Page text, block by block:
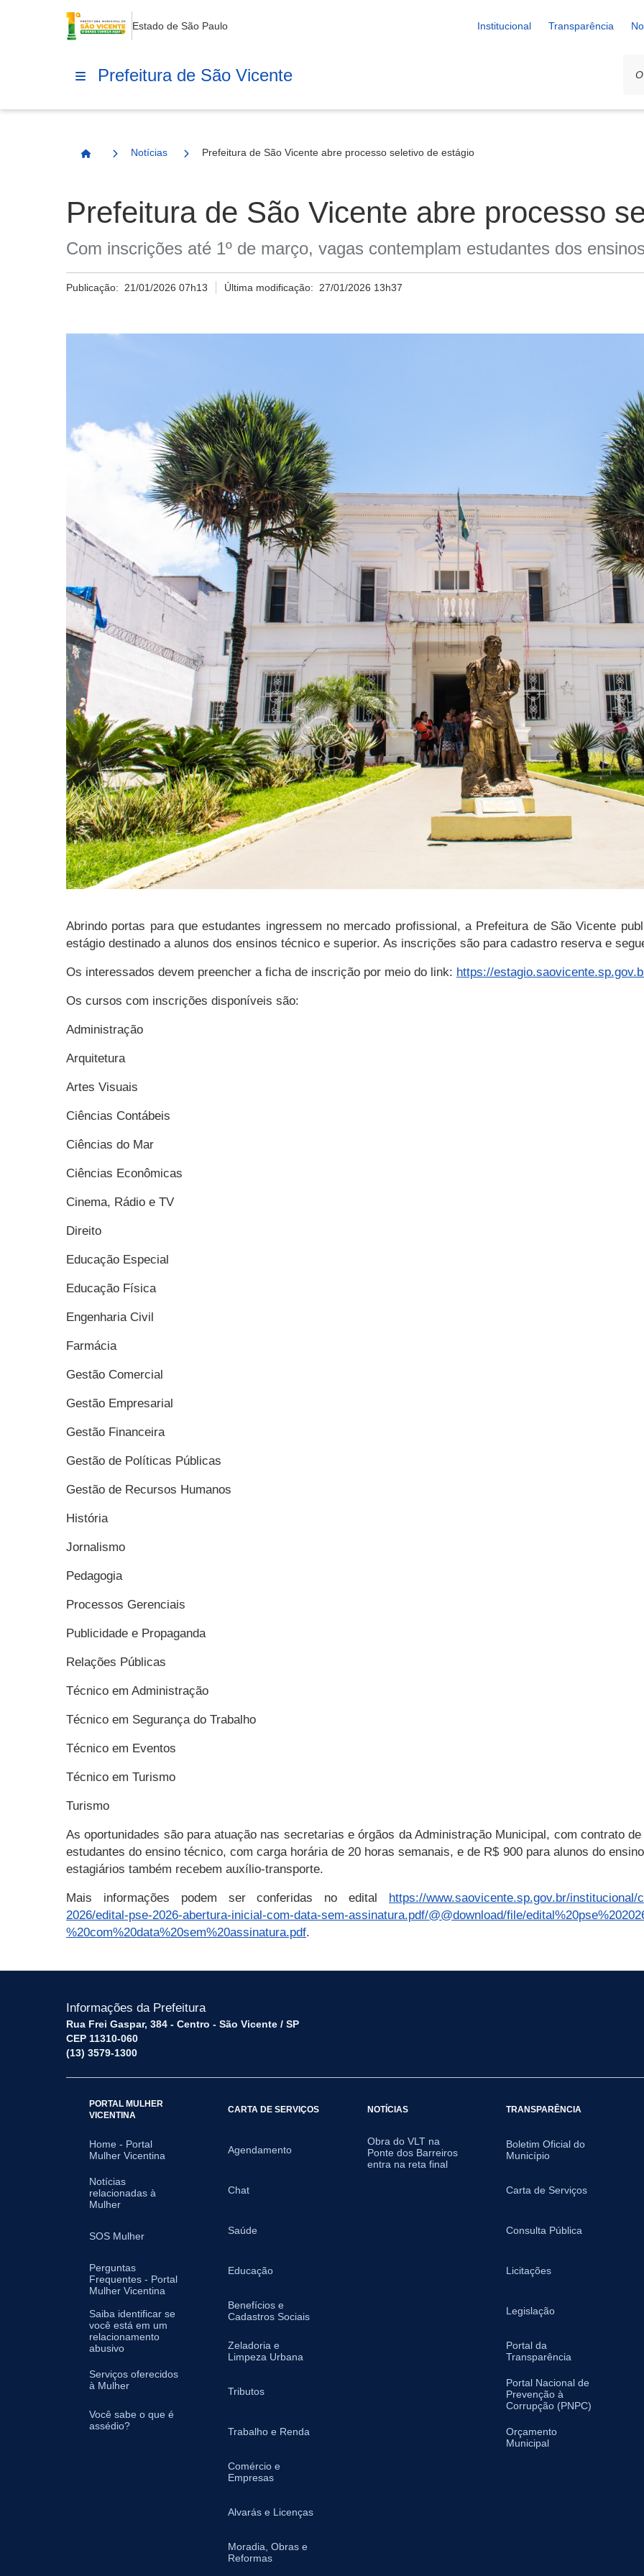
Estado de São Paulo Institucional Transparência
Prefeitura de São Vicente
Página Inicial
Notícias Prefeitura de São Vicente abre processo seletivo de estágio
Prefeitura de São Vicente abre processo
Com inscrições até 1º de março, vagas contemplam estudantes dos
Publicação: 21/01/2026 07h13 Última modificação: 27/01/2026 13h37
Abrindo portas para que estudantes ingressem no mercado profissional, a Prefeitura de São Vicente
estágio destinado a alunos dos ensinos técnico e superior. As inscrições são para cadastro reserva e
Os interessados devem preencher a ficha de inscrição por meio do link: https://
Os cursos com inscrições disponíveis são:
Administração
Arquitetura
Artes Visuais
Ciências Contábeis
Ciências do Mar
Ciências Econômicas
Cinema, Rádio e TV
Direito
Educação Especial
Educação Física
Engenharia Civil
Farmácia
Gestão Comercial
Gestão Empresarial
Gestão Financeira
Gestão de Políticas Públicas
Gestão de Recursos Humanos
História
Jornalismo
Pedagogia
Processos Gerenciais
Publicidade e Propaganda
Relações Públicas
Técnico em Administração
Técnico em Segurança do Trabalho
Técnico em Eventos
Técnico em Turismo
Turismo
As oportunidades são para atuação nas secretarias e órgãos da Administração Municipal, com contrato
estudantes do ensino técnico, com carga horária de 20 horas semanais, e de R$ 900 para alunos do
estagiários também recebem auxílio-transporte.
Mais informações podem ser conferidas no edital https://www.saovicente.sp.gov.br/
2026/edital-pse-2026-abertura-inicial-com-data-sem-assinatura.pdf/@@download/file/
%20com%20data%20sem%20assinatura.pdf.
Informações da Prefeitura
Rua Frei Gaspar, 384 - Centro - São Vicente / SP
CEP 11310-060
(13) 3579-1300
PORTAL MULHER
VICENTINA
Home - Portal
Mulher Vicentina
Notícias
relacionadas à
Mulher
SOS Mulher
Perguntas
Frequentes - Portal
Mulher Vicentina
Saiba identificar se
você está em um
relacionamento
abusivo
Serviços oferecidos
à Mulher
Você sabe o que é
assédio?
CARTA DE SERVIÇOS
Agendamento
Chat
Saúde
Educação
Benefícios e
Cadastros Sociais
Zeladoria e
Limpeza Urbana
Tributos
Trabalho e Renda
Comércio e
Empresas
Alvarás e Licenças
Moradia, Obras e
Reformas
NOTÍCIAS
Obra do VLT na
Ponte dos Barreiros
entra na reta final
TRANSPARÊNCIA
Boletim Oficial do
Município
Carta de Serviços
Consulta Pública
Licitações
Legislação
Portal da
Transparência
Portal Nacional de
Prevenção à
Corrupção (PNPC)
Orçamento
Municipal